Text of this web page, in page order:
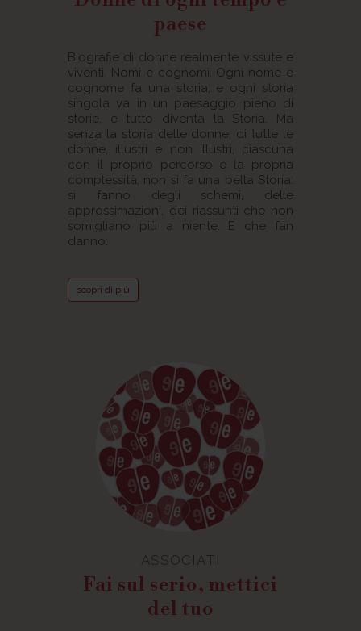
paese
Biografie di donne realmente vissute e
viventi. Nomi e cognomi. Ogni nome e
cognome fa una storia, e ogni storia
singola va in un paesaggio pieno di
storie, e tutto diventa la Storia. Ma
senza la storia delle donne, di tutte le
donne, illustri e non illustri, ciascuna
con il proprio percorso e la propria
complessità, non si fa una bella Storia:
si fanno degli schemi, delle
approssimazioni, dei riassunti che non
somigliano più a niente. E che fan
danno.
scopri di più
ASSOCIATI
Fai sul serio, mettici
del tuo